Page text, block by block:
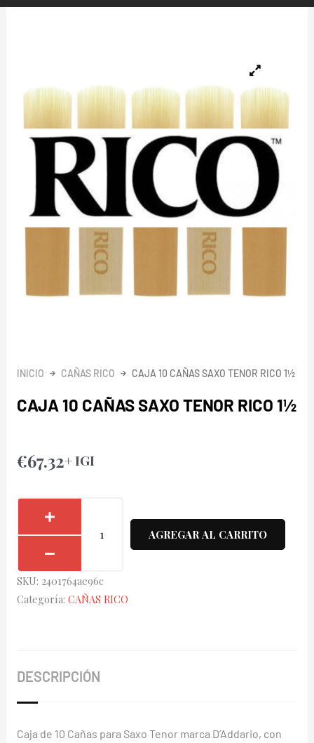
INICIO CAÑAS RICO CAJA 10 CAÑAS SAXO TENOR RICO 1½
CAJA 10 CAÑAS SAXO TENOR RICO 1½
€67.32+ IGI
Tenor
Rico
AGREGAR AL CARRITO
SKU: 2401764ae96c
Categoría: CAÑAS RICO
DESCRIPCIÓN
Caja de 10 Cañas para Saxo Tenor marca D’Addario, con